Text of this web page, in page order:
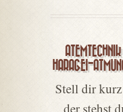
HARAGEI-
Stell dir
der stehst